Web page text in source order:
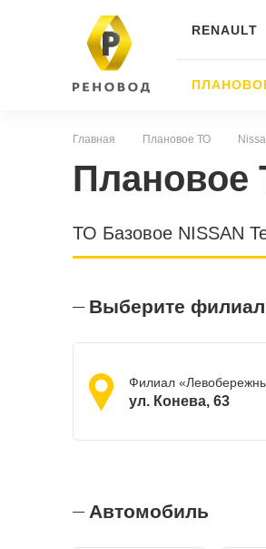
RENAULT
Главная Плановое ТО
Плановое
ТО Базовое NISSAN
Выберите
Филиал
ул. Конева, 63
Автомобиль